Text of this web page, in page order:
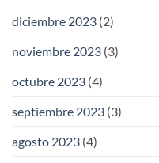
diciembre 2023 (2)
noviembre 2023 (3)
octubre 2023 (4)
septiembre 2023 (3)
agosto 2023 (4)